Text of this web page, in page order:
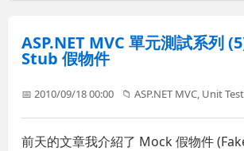
ASP.NET MVC 單元測試系列
Stub 假物件
📅 2010/09/18 00:00 📁ASP.NET MVC, Unit
前天的文章我介紹了 Mock 假物件